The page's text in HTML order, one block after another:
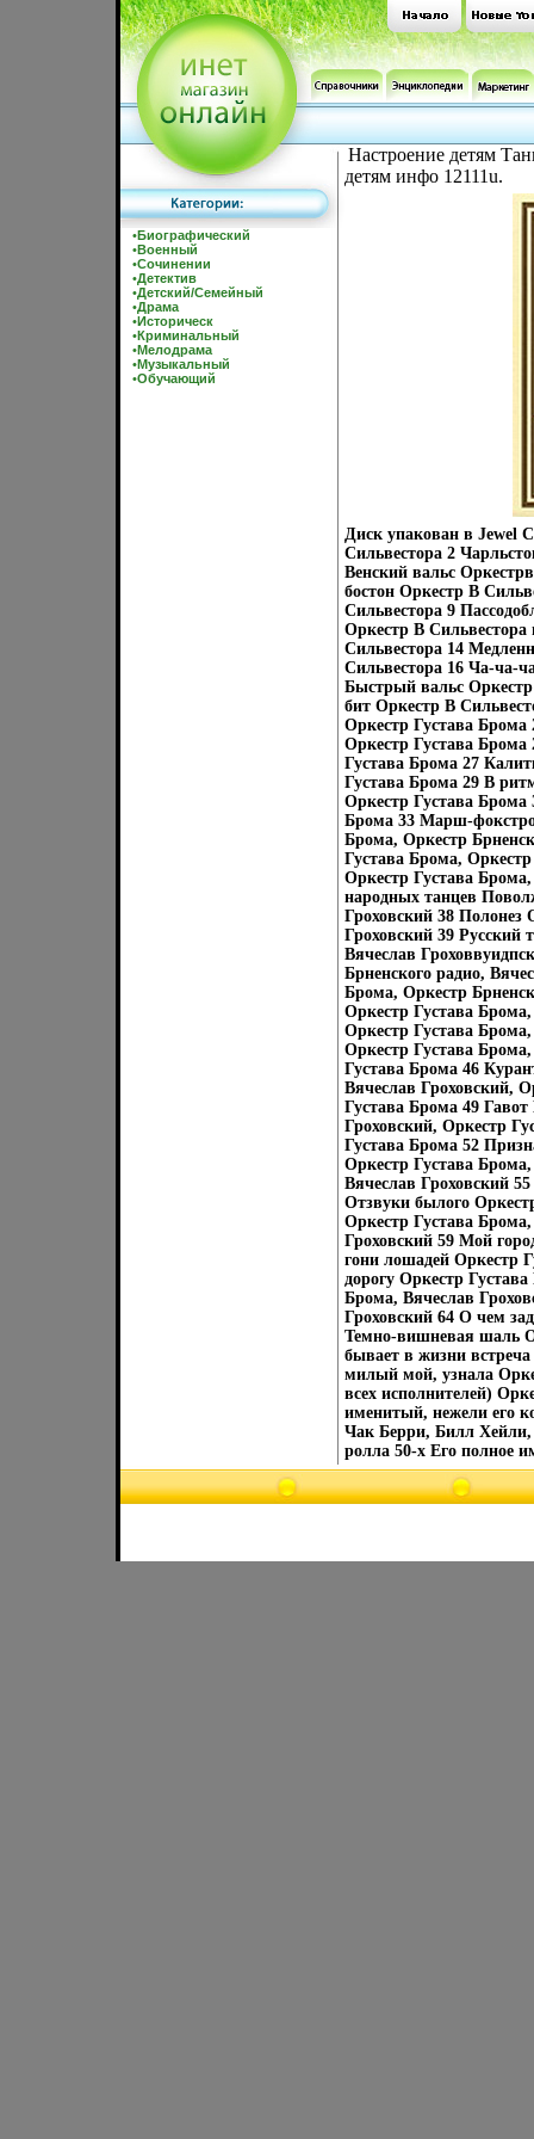
•Биографический
•Военный
•Сочинении
•Детектив
•Детский/Семейный
•Драма
•Историческ
•Криминальный
•Мелодрама
•Музыкальный
•Обучающий
Настроение детям
детям инфо 12111u.
Диск упакован в Jewel
Сильвестора 2
Венский вальс
бостон Оркестр В
Сильвестора 9
Оркестр В Сильвестора
Сильвестора 14
Сильвестора 16 Ча-ча-
Быстрый вальс
бит Оркестр В
Оркестр Густава Брома
Оркестр Густава Брома
Густава Брома 27
Густава Брома 29 В
Оркестр Густава Брома
Брома 33 Марш-
Брома, Оркестр
Густава Брома,
Оркестр Густава
народных танцев
Гроховский 38 Полонез
Гроховский 39 Русский
Вячеслав
Брненского радио,
Брома, Оркестр
Оркестр Густава
Оркестр Густава
Оркестр Густава
Густава Брома 46
Вячеслав Гроховский,
Густава Брома 49
Гроховский, Оркестр
Густава Брома 52
Оркестр Густава
Вячеслав Гроховский
Отзвуки былого
Оркестр Густава
Гроховский 59 Мой
гони лошадей Оркестр
дорогу Оркестр
Брома, Вячеслав
Гроховский 64 О чем
Темно-вишневая шаль
бывает в жизни
милый мой, узнала
всех исполнителей)
именитый, нежели его
Чак Берри, Билл Хейли,
ролла 50-х Его полное